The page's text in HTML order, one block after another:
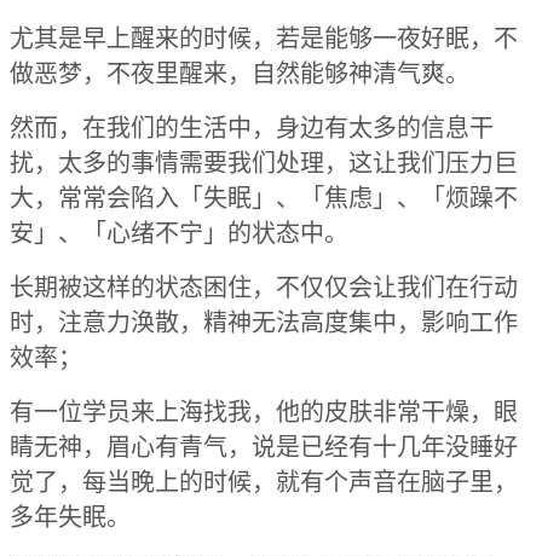
尤其是早上醒来的时候，若是能够一夜好眠，不
做恶梦，不夜里醒来，自然能够神清气爽。
然而，在我们的生活中，身边有太多的信息干
扰，太多的事情需要我们处理，这让我们压力巨
大，常常会陷入「失眠」、「焦虑」、「烦躁不
安」、「心绪不宁」的状态中。
长期被这样的状态困住，不仅仅会让我们在行动
时，注意力涣散，精神无法高度集中，影响工作
效率；
有一位学员来上海找我，他的皮肤非常干燥，眼
睛无神，眉心有青气，说是已经有十几年没睡好
觉了，每当晚上的时候，就有个声音在脑子里，
多年失眠。